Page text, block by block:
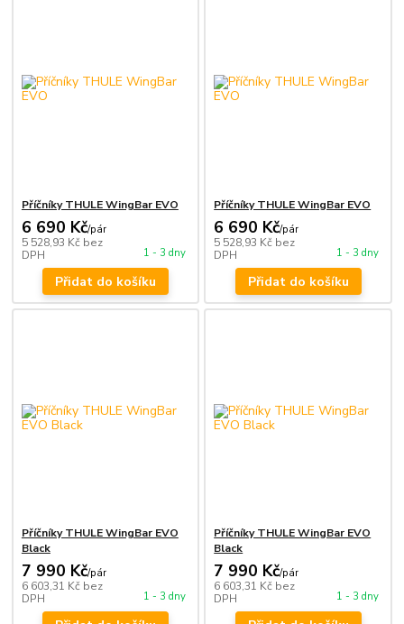
Příčníky THULE WingBar EVO
6 690 Kč/pár
5 528,93 Kč bez
DPH
1 - 3 dny
Přidat do košíku
Příčníky THULE WingBar EVO
6 690 Kč/pár
5 528,93 Kč bez
DPH
1 - 3 dny
Přidat do košíku
Příčníky THULE WingBar EVO
Black
7 990 Kč/pár
6 603,31 Kč bez
DPH
1 - 3 dny
Příčníky THULE WingBar EVO
Black
7 990 Kč/pár
6 603,31 Kč bez
DPH
1 - 3 dny